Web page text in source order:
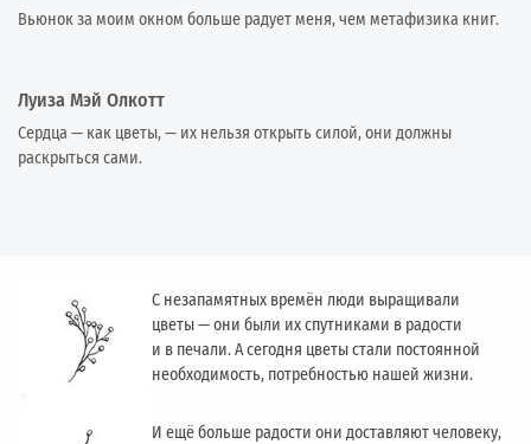
Вьюнок за моим окном больше радует меня, чем метафизика книг.
Луиза Мэй Олкотт
Сердца — как цветы, — их нельзя открыть силой, они должны
раскрыться сами.
С незапамятных времён люди выращивали
цветы — они были их спутниками в радости
и в печали. А сегодня цветы стали постоянной
необходимость, потребностью нашей жизни.
И ещё больше радости они доставляют человеку,